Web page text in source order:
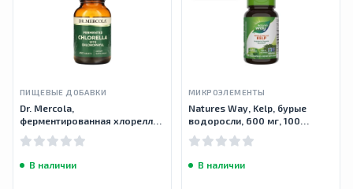
ПИЩЕВЫЕ ДОБАВКИ
Dr. Mercola,
ферментированная хлорелла,
450 таблеток
В наличии
МИКРОЭЛЕМЕНТЫ
Natures Way, Kelp, бурые
водоросли, 600 мг, 100
вегетарианских капсул
В наличии